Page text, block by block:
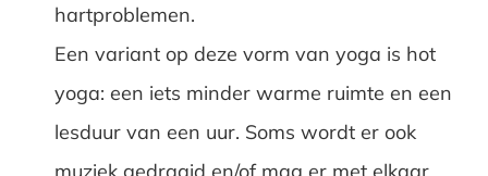
hartproblemen.
Een variant op deze vorm van yoga is hot
yoga: een iets minder warme ruimte en een
lesduur van een uur. Soms wordt er ook
muziek gedraaid en/of mag er met elkaar